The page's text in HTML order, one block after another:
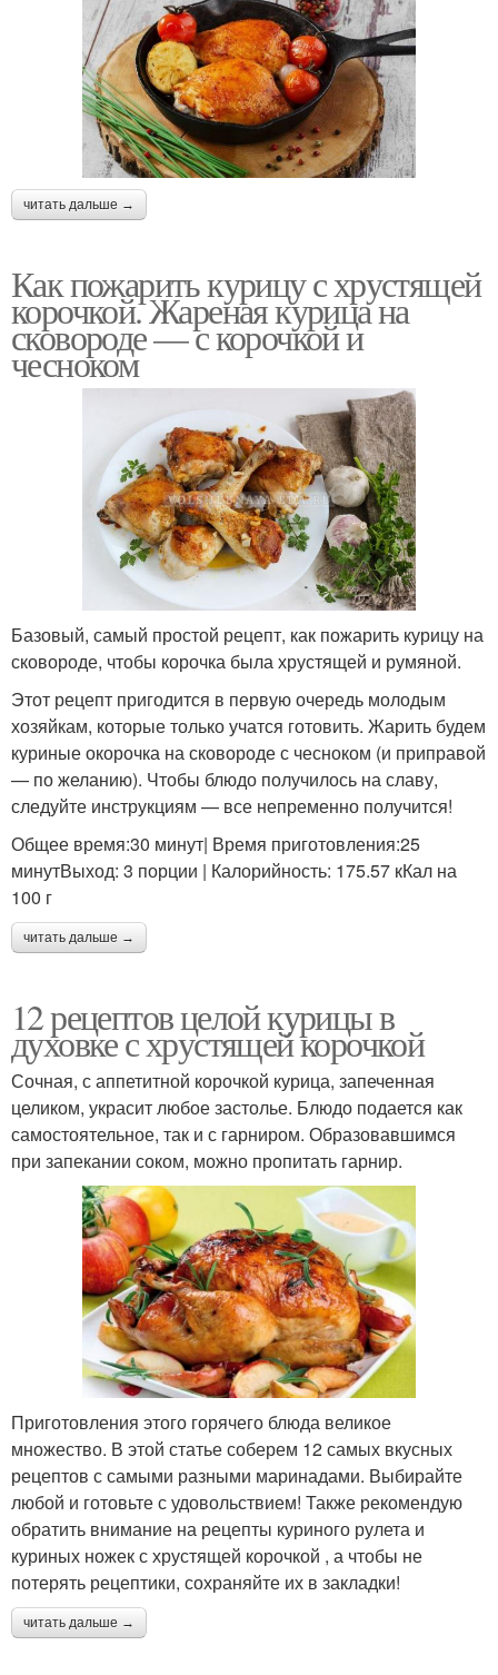
читать дальше →
Как пожарить курицу с хрустящей
корочкой. Жареная курица на
сковороде — с корочкой и
чесноком
Базовый, самый простой рецепт, как пожарить курицу на
сковороде, чтобы корочка была хрустящей и румяной.
Этот рецепт пригодится в первую очередь молодым
хозяйкам, которые только учатся готовить. Жарить будем
куриные окорочка на сковороде с чесноком (и приправой
— по желанию). Чтобы блюдо получилось на славу,
следуйте инструкциям — все непременно получится!
Общее время:30 минут| Время приготовления:25
минутВыход: 3 порции | Калорийность: 175.57 кКал на
100 г
читать дальше →
12 рецептов целой курицы в
духовке с хрустящей корочкой
Сочная, с аппетитной корочкой курица, запеченная
целиком, украсит любое застолье. Блюдо подается как
самостоятельное, так и с гарниром. Образовавшимся
при запекании соком, можно пропитать гарнир.
Приготовления этого горячего блюда великое
множество. В этой статье соберем 12 самых вкусных
рецептов с самыми разными маринадами. Выбирайте
любой и готовьте с удовольствием! Также рекомендую
обратить внимание на рецепты куриного рулета и
куриных ножек с хрустящей корочкой , а чтобы не
потерять рецептики, сохраняйте их в закладки!
читать дальше →